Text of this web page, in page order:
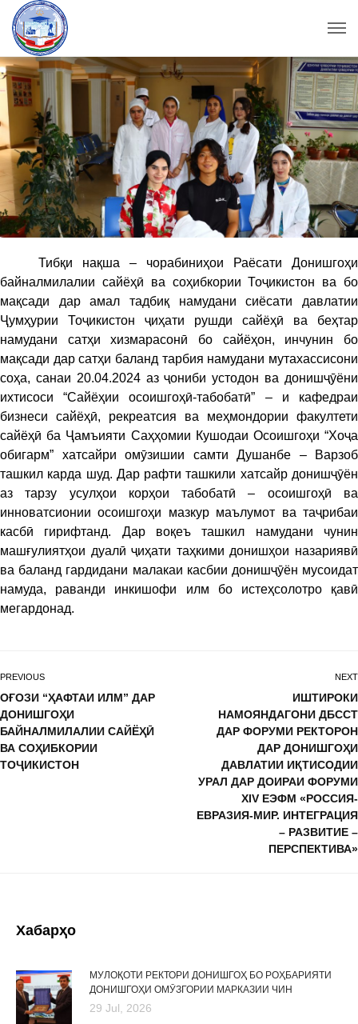
Тибқи нақша – чорабиниҳои Раёсати Донишгоҳи
байналмилалии сайёҳӣ ва соҳибкории Тоҷикистон ва бо
мақсади дар амал тадбиқ намудани сиёсати давлатии
Ҷумҳурии Тоҷикистон ҷиҳати рушди сайёҳӣ ва беҳтар
намудани сатҳи хизмарасонӣ бо сайёҳон, инчунин бо
мақсади дар сатҳи баланд тарбия намудани мутахассисони
соҳа, санаи 20.04.2024 аз ҷониби устодон ва донишҷӯёни
ихтисоси “Сайёҳии осоишгоҳӣ-табобатӣ” – и кафедраи
бизнеси сайёҳӣ, рекреатсия ва меҳмондории факултети
сайёҳӣ ба Ҷамъияти Саҳҳомии Кушодаи Осоишгоҳи “Хоҷа
обигарм” хатсайри омӯзишии самти Душанбе – Варзоб
ташкил карда шуд. Дар рафти ташкили хатсайр донишҷӯён
аз тарзу усулҳои корҳои табобатӣ – осоишгоҳӣ ва
инноватсионии осоишгоҳи мазкур маълумот ва таҷрибаи
касбӣ гирифтанд. Дар воқеъ ташкил намудани чунин
машғулиятҳои дуалӣ ҷиҳати таҳкими донишҳои назариявӣ
ва баланд гардидани малакаи касбии донишҷӯён мусоидат
намуда, раванди инкишофи илм бо истеҳсолотро қавӣ
мегардонад.
PREVIOUS
ОҒОЗИ “ҲАФТАИ ИЛМ” ДАР
ДОНИШГОҲИ
БАЙНАЛМИЛАЛИИ САЙЁҲӢ
ВА СОҲИБКОРИИ
ТОҶИКИСТОН
NEXT
ИШТИРОКИ
НАМОЯНДАГОНИ ДБССТ
ДАР ФОРУМИ РЕКТОРОН
ДАР ДОНИШГОҲИ
ДАВЛАТИИ ИҚТИСОДИИ
УРАЛ ДАР ДОИРАИ ФОРУМИ
XIV ЕЭФМ «РОССИЯ-
ЕВРАЗИЯ-МИР. ИНТЕГРАЦИЯ
– РАЗВИТИЕ –
ПЕРСПЕКТИВА»
Хабарҳо
МУЛОҚОТИ РЕКТОРИ ДОНИШГОҲ БО РОҲБАРИЯТИ
ДОНИШГОҲИ ОМӮЗГОРИИ МАРКАЗИИ ЧИН
29 Jul, 2026